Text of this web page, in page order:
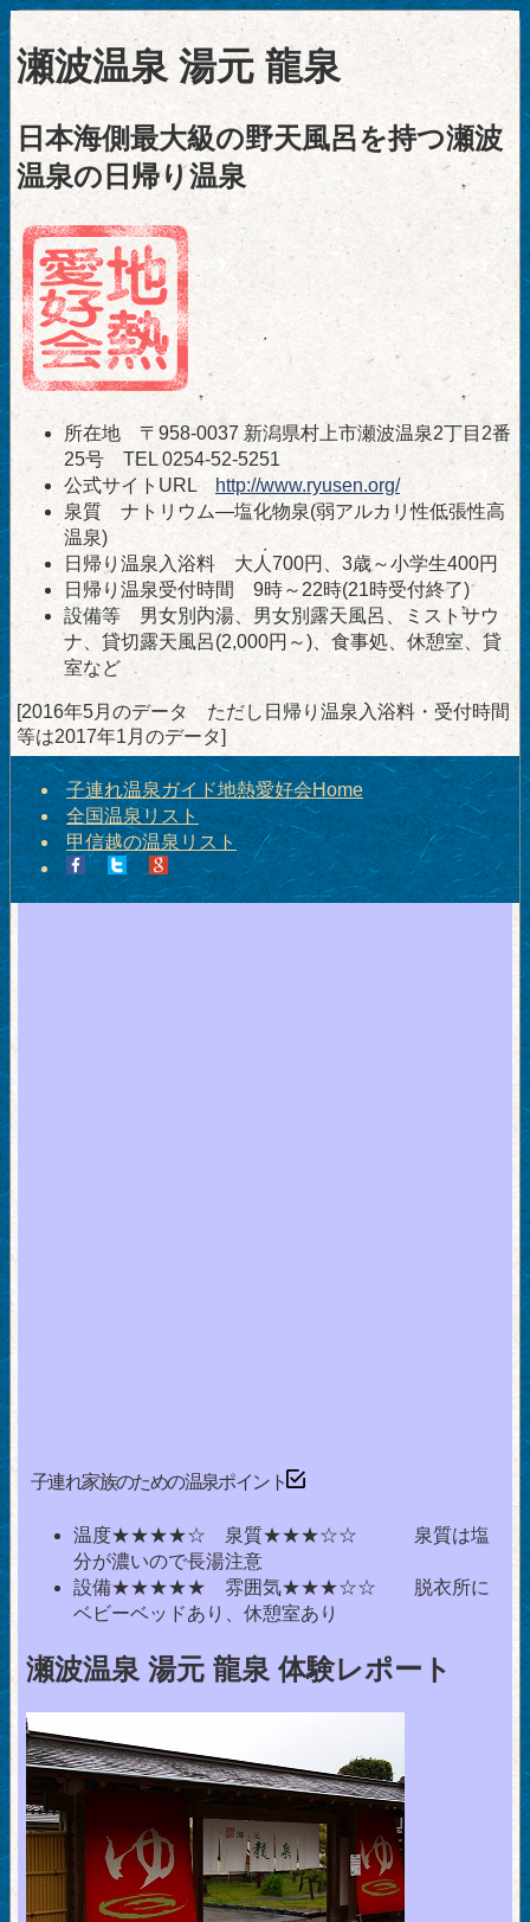
瀬波温泉 湯元 龍泉
日本海側最大級の野天風呂を持つ瀬波
温泉の日帰り温泉
所在地 〒958-0037 新潟県村上市瀬波温泉2丁目2番
25号 TEL 0254-52-5251
公式サイトURL http://www.ryusen.org/
泉質 ナトリウム―塩化物泉(弱アルカリ性低張性高
温泉)
日帰り温泉入浴料 大人700円、3歳～小学生400円
日帰り温泉受付時間 9時～22時(21時受付終了)
設備等 男女別内湯、男女別露天風呂、ミストサウ
ナ、貸切露天風呂(2,000円～)、食事処、休憩室、貸
室など
[2016年5月のデータ ただし日帰り温泉入浴料・受付時間
等は2017年1月のデータ]
子連れ温泉ガイド地熱愛好会Home
全国温泉リスト
甲信越の温泉リスト
子連れ家族のための温泉ポイント
温度★★★★☆ 泉質★★★☆☆ 泉質は塩
分が濃いので長湯注意
設備★★★★★ 雰囲気★★★☆☆ 脱衣所に
ベビーベッドあり、休憩室あり
瀬波温泉 湯元 龍泉 体験レポート